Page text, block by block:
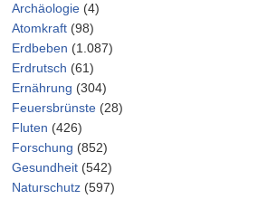
Archäologie (4)
Atomkraft (98)
Erdbeben (1.087)
Erdrutsch (61)
Ernährung (304)
Feuersbrünste (28)
Fluten (426)
Forschung (852)
Gesundheit (542)
Naturschutz (597)